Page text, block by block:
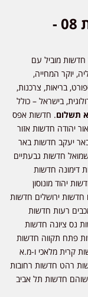
חדשות אפס שמונה | חדשות 08 -
חדשות מוביל עם
יוקר המחייה,
בריאות, צרכנות,
בישראל – כולל
תשלום. חדשות אפס
יהודה חדשות אזור
יעקב חדשות באר
חדשות גבעתיים
דימונה חדשות
יהוד מונוסון
חדשות ירושלים חדשות
רעות חדשות
נס ציונה חדשות
פתח תקווה חדשות
קרית מלאכי ו-מ.א
רהט חדשות רחובות
חדשות תל אביב